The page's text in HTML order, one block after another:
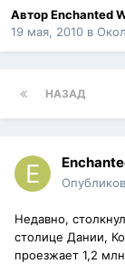
АвторEnchanted
19 мая, 2010 в
НАЗАД
Недавно,
столице Дании,
проезжает 1,2